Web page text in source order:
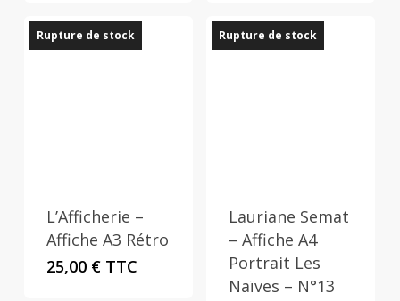
Rupture de stock
L’Afficherie –
Affiche A3 Rétro
25,00 € TTC
Rupture de stock
Lauriane Semat
– Affiche A4
Portrait Les
Naïves – N°13